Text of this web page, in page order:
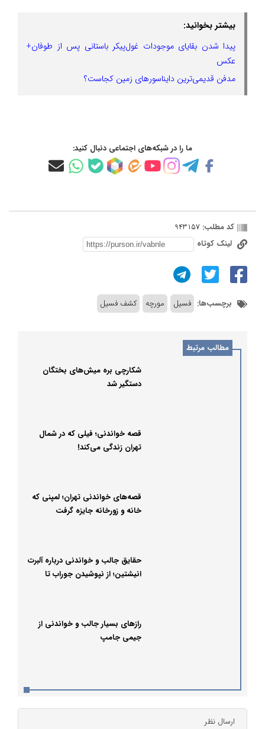
بیشتر بخوانید:
پیدا شدن بقایای موجودات غول‌پیکر باستانی پس از طوفان+
عکس
مدفن قدیمی‌ترین دایناسورهای زمین کجاست؟
ما را در شبکه‌های اجتماعی دنبال کنید:
کد مطلب: 943157
لینک کوتاه
برچسب‌ها: فسیل مورچه کشف فسیل
مطالب مرتبط
شکارچی بره میش‌های بختگان
دستگیر شد
قصه خواندنی؛ فیلی که در شمال
تهران زندگی می‌کند!
قصه‌های خواندنی تهران؛ لمپنی که
خانه و زورخانه جایزه گرفت
حقایق جالب و خواندنی درباره آلبرت
انیشتین؛ از نپوشیدن جوراب تا
رازهای بسیار جالب و خواندنی از
جیمی جامپ
ارسال نظر